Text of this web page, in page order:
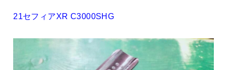
21セフィアXR C3000SHG